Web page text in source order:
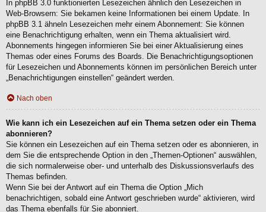
In phpBB 3.0 funktionierten Lesezeichen ähnlich den Lesezeichen in
Web-Browsern: Sie bekamen keine Informationen bei einem Update. In
phpBB 3.1 ähneln Lesezeichen mehr einem Abonnement: Sie können
eine Benachrichtigung erhalten, wenn ein Thema aktualisiert wird.
Abonnements hingegen informieren Sie bei einer Aktualisierung eines
Themas oder eines Forums des Boards. Die Benachrichtigungsoptionen
für Lesezeichen und Abonnements können im persönlichen Bereich unter
„Benachrichtigungen einstellen“ geändert werden.
Nach oben
Wie kann ich ein Lesezeichen auf ein Thema setzen oder ein Thema
abonnieren?
Sie können ein Lesezeichen auf ein Thema setzen oder es abonnieren, in
dem Sie die entsprechende Option in den „Themen-Optionen“ auswählen,
die sich normalerweise ober- und unterhalb des Diskussionsverlaufs des
Themas befinden.
Wenn Sie bei der Antwort auf ein Thema die Option „Mich
benachrichtigen, sobald eine Antwort geschrieben wurde“ aktivieren, wird
das Thema ebenfalls für Sie abonniert.